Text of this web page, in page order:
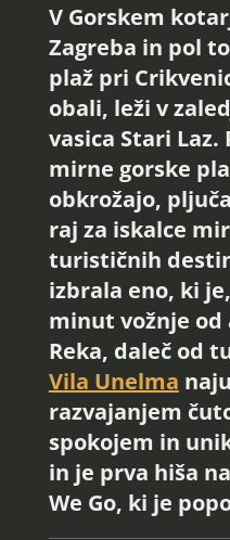
V Gorskem
Zagreba in pol
plaž pri
obali, leži v
vasica Stari Laz.
mirne gorske
obkrožajo,
raj za iskalce
turističnih
izbrala eno, ki
minut vožnje od
Reka, daleč od
Vila Unelma
razvajanjem
spokojem in
in je prva hiša
We Go, ki je